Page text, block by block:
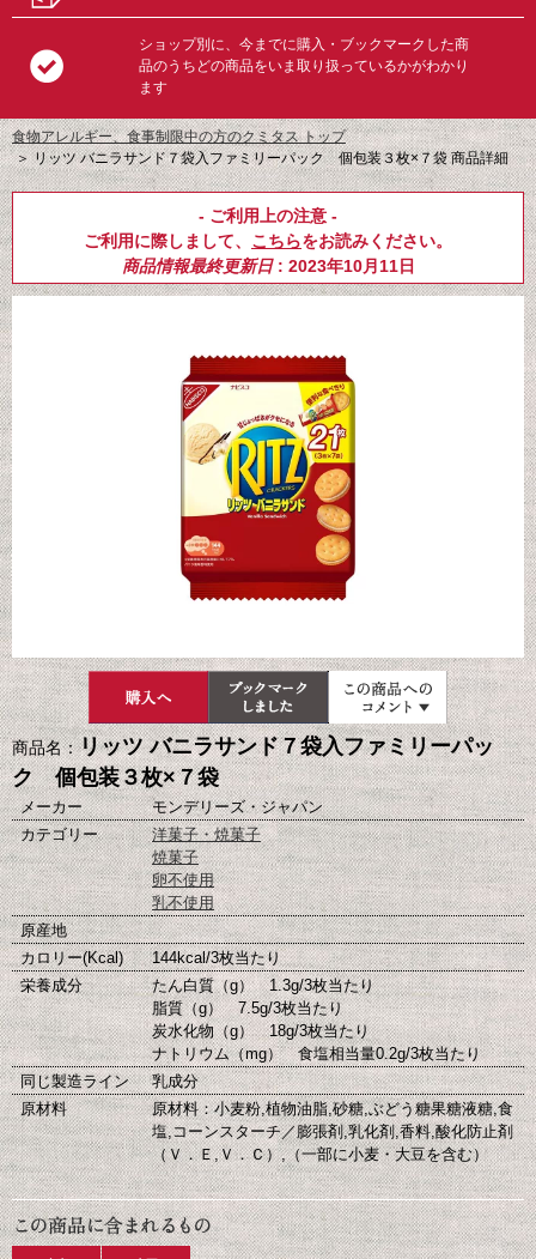
ショップ別に、今までに購入・ブックマークした商
品のうちどの商品をいま取り扱っているかがわかり
ます
食物アレルギー、食事制限中の方のクミタス トップ
＞リッツ バニラサンド７袋入ファミリーパック 個包装３枚×７袋 商品詳細
- ご利用上の注意 -
ご利用に際しまして、 こちらをお読みください。
商品情報最終更新日: 2023年10月11日
商品名：リッツ バニラサンド７袋入ファミリーパッ
ク 個包装３枚×７袋
メーカー
モンデリーズ・ジャパン
カテゴリー
洋菓子・焼菓子
焼菓子
卵不使用
乳不使用
原産地
カロリー(Kcal)
144kcal/3枚当たり
栄養成分
たん白質（g） 1.3g/3枚当たり
脂質（g） 7.5g/3枚当たり
炭水化物（g） 18g/3枚当たり
ナトリウム（mg） 食塩相当量0.2g/3枚当たり
同じ製造ライン
乳成分
原材料
原材料：小麦粉,植物油脂,砂糖,ぶどう糖果糖液糖,食
塩,コーンスターチ／膨張剤,乳化剤,香料,酸化防止剤
（Ｖ．Ｅ,Ｖ．Ｃ）,（一部に小麦・大豆を含む）